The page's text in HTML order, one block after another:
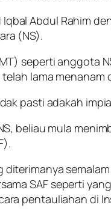
Abdul Rahim
(NS).
seperti anggota
lama
pasti adakah
beliau mula
SAF seperti
pentauliahan di